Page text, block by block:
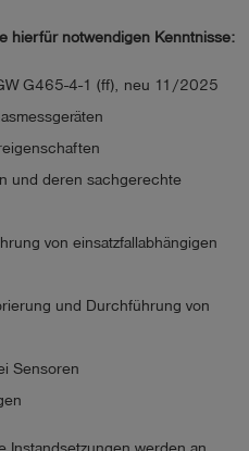
hierfür notwendigen Kenntnisse:
G465-4-1 (ff), neu 11/2025
und deren sachgerechte
von einsatzfallabhängigen
und Durchführung von
Sensoren